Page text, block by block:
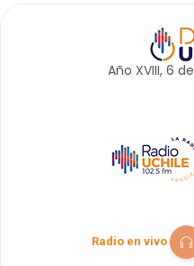
Año XVIII, 6 de
Radio en vivo